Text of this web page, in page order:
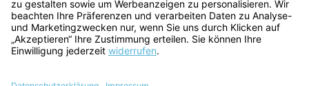
Service & Beratung
Informationen